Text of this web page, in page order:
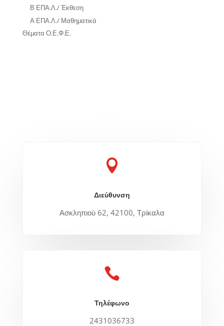
Β ΕΠΑ.Λ./ Έκθεση
Α ΕΠΑ.Λ./ Μαθηματικά
Θέματα Ο.Ε.Φ.Ε.

Διεύθυνση
Ασκληπιού 62, 42100, Τρίκαλα

Τηλέφωνο
2431036733